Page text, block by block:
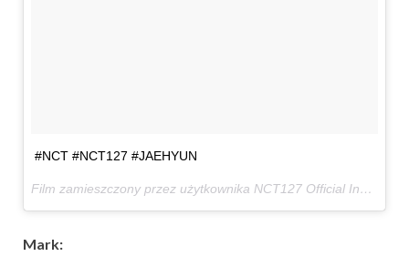
#NCT #NCT127 #JAEHYUN
Film zamieszczony przez użytkownika NCT127 Official Instagram (@nct127)
Mark: